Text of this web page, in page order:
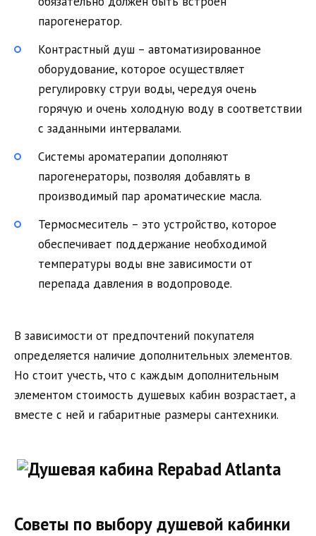
парогенератор.
Контрастный душ – автоматизированное
оборудование, которое осуществляет
регулировку струи воды, чередуя очень
горячую и очень холодную воду в соответствии
с заданными интервалами.
Системы ароматерапии дополняют
парогенераторы, позволяя добавлять в
производимый пар ароматические масла.
Термосмеситель – это устройство, которое
обеспечивает поддержание необходимой
температуры воды вне зависимости от
перепада давления в водопроводе.
В зависимости от предпочтений покупателя
определяется наличие дополнительных элементов.
Но стоит учесть, что с каждым дополнительным
элементом стоимость душевых кабин возрастает, а
вместе с ней и габаритные размеры сантехники.
Советы по выбору душевой кабинки